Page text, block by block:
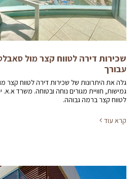
שכירות דירה לטווח קצר מול
עבורך
גלה את היתרונות של שכירות דירה לטווח קצר
גמישות, חוויית מגורים נוחה ובטוחה. משרד א.א.
לטווח קצר ברמה גבוהה.
קרא עוד